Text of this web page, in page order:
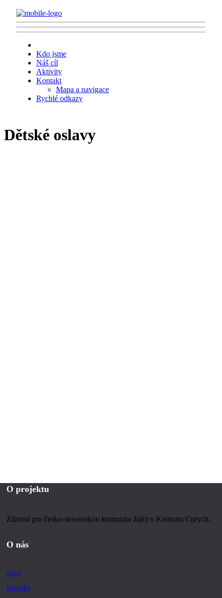
Kdo jsme
Náš cíl
Aktivity
Kontakt
Mapa a navigace
Rychlé odkazy
Dětské oslavy
O projektu
Zázemí pro česko-slovenskou komunitu žijíci v Kantonu Curych.
O nás
Akce
Novinky